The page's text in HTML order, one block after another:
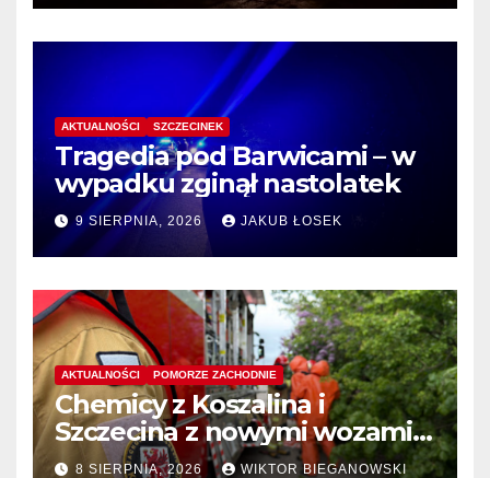
AKTUALNOŚCI SZCZECINEK
Tragedia pod Barwicami – w
wypadku zginął nastolatek
9 SIERPNIA, 2026 JAKUB ŁOSEK
AKTUALNOŚCI POMORZE ZACHODNIE
Chemicy z Koszalina i
Szczecina z nowymi wozami –
wyłoniono wykonawcę
8 SIERPNIA, 2026 WIKTOR BIEGANOWSKI